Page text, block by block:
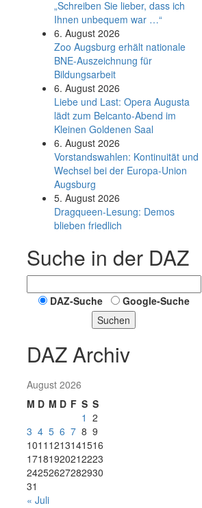
„Schreiben Sie lieber, dass ich
Ihnen unbequem war …“
6. August 2026
Zoo Augsburg erhält nationale
BNE-Auszeichnung für
Bildungsarbeit
6. August 2026
Liebe und Last: Opera Augusta
lädt zum Belcanto-Abend im
Kleinen Goldenen Saal
6. August 2026
Vorstandswahlen: Kontinuität und
Wechsel bei der Europa-Union
Augsburg
5. August 2026
Dragqueen-Lesung: Demos
blieben friedlich
Suche in der DAZ
DAZ-Suche
Google-Suche
Suchen
DAZ Archiv
August 2026
M D M D F S S
1 2
3 4 5 6 7 8 9
1011 1213141516
17181920212223
24252627282930
31
« Juli